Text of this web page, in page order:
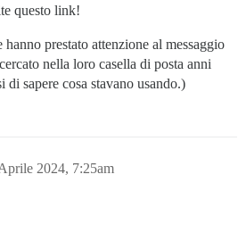
questo link!
prestato attenzione al messaggio
nella loro casella di posta anni
di sapere cosa stavano usando.)
2024, 7:25am